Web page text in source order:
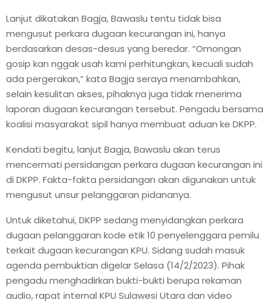
Lanjut dikatakan Bagja, Bawaslu tentu tidak bisa
mengusut perkara dugaan kecurangan ini, hanya
berdasarkan desas-desus yang beredar. “Omongan
gosip kan nggak usah kami perhitungkan, kecuali sudah
ada pergerakan,” kata Bagja seraya menambahkan,
selain kesulitan akses, pihaknya juga tidak menerima
laporan dugaan kecurangan tersebut. Pengadu bersama
koalisi masyarakat sipil hanya membuat aduan ke DKPP.
Kendati begitu, lanjut Bagja, Bawaslu akan terus
mencermati persidangan perkara dugaan kecurangan ini
di DKPP. Fakta-fakta persidangan akan digunakan untuk
mengusut unsur pelanggaran pidananya.
Untuk diketahui, DKPP sedang menyidangkan perkara
dugaan pelanggaran kode etik 10 penyelenggara pemilu
terkait dugaan kecurangan KPU. Sidang sudah masuk
agenda pembuktian digelar Selasa (14/2/2023). Pihak
pengadu menghadirkan bukti-bukti berupa rekaman
audio, rapat internal KPU Sulawesi Utara dan video